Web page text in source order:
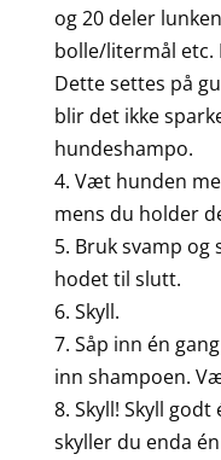
og 20 deler
bolle/litermål etc.
Dette settes på
blir det ikke
hundeshampo.
4. Væt hunden
mens du holder
5. Bruk svamp og
hodet til slutt.
6. Skyll.
7. Såp inn én
inn shampoen.
8. Skyll! Skyll
skyller du enda